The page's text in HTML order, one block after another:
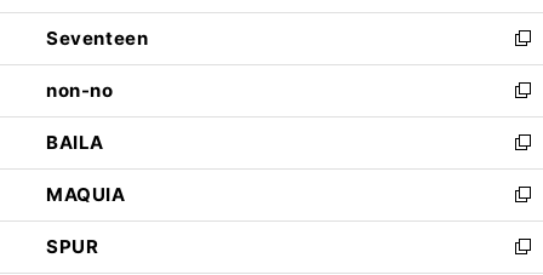
開
く
ウ
で
開
く
ン
ド
ウ
で
開
く
Seventeen
新
し
い
ウ
ィ
ン
ド
ウ
で
non-no
新
し
い
ウ
ィ
ン
ド
BAILA
新
し
い
ウ
ィ
MAQUIA
新
し
い
SPUR
新